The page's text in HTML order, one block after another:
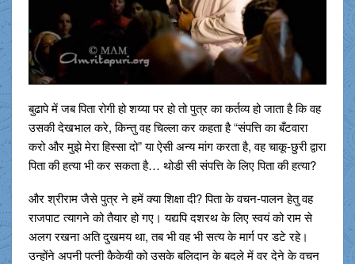
बुढापे में जब पिता रोगी हो शय्या पर हो तो पुत्र का कर्तव्य हो जाता है कि वह
उसकी देखभाल करे, किन्तु वह चिल्ला कर कहता है “संपत्ति का बँटवारा
करो और मुझे मेरा हिस्सा दो” या ऐसी अन्य मांग करता है, वह चाकू-छुरी द्वारा
पिता की हत्या भी कर सकता है… थोडी सी संपत्ति के लिए पिता की हत्या?
और श्रीराम जैसे पुत्र ने हमें क्या शिक्षा दी? पिता के वचन-पालन हेतु वह
राजपाट त्यागने को तैयार हो गए। यद्यपि दशरथ के लिए स्वयं को राम से
अलग रखना अति दुखमय था, तब भी वह भी सत्य के मार्ग पर डटे रहे।
उन्होंने अपनी पत्नी कैकेयी को उसके बलिदान के बदले में वर देने के वचन